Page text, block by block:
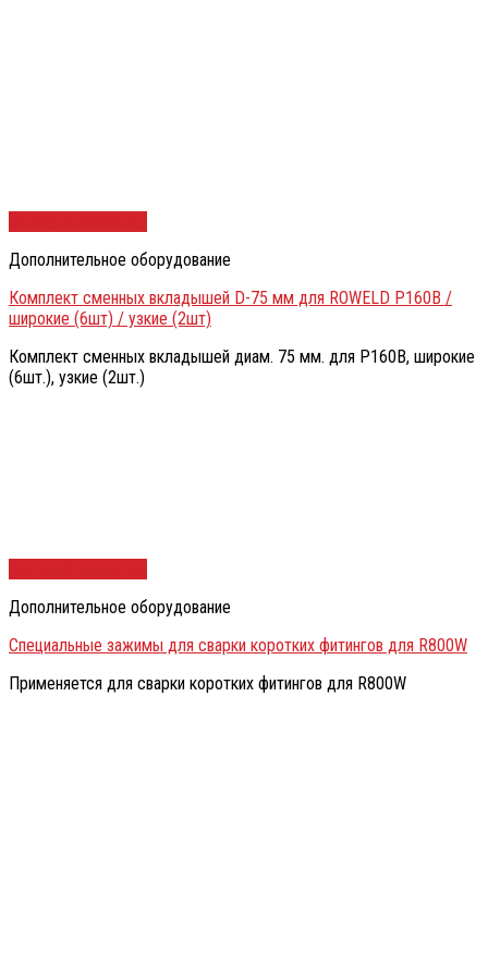
Дополнительное оборудование
Комплект сменных вкладышей D-75 мм для ROWELD Р160В /
широкие (6шт) / узкие (2шт)
Комплект сменных вкладышей диам. 75 мм. для Р160В, широкие
(6шт.), узкие (2шт.)
Дополнительное оборудование
Специальные зажимы для сварки коротких фитингов для R800W
Применяется для сварки коротких фитингов для R800W